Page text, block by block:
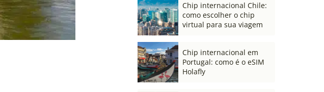
Chip internacional Chile:
como escolher o chip
virtual para sua viagem
Chip internacional em
Portugal: como é o eSIM
Holafly